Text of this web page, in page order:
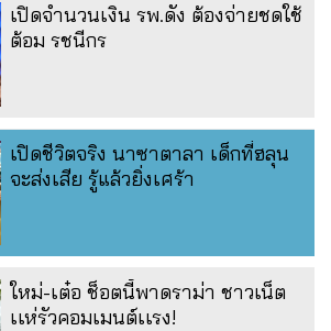
เปิดจำนวนเงิน รพ.ดัง ต้องจ่ายชดใช้
ต้อม รชนีกร
เปิดชีวิตจริง นาซาตาลา เด็กที่ฮลุน
จะส่งเสีย รู้แล้วยิ่งเศร้า
ใหม่-เต๋อ ช็อตนี้พาดราม่า ชาวเน็ต
เเห่รัวคอมเมนต์เเรง!